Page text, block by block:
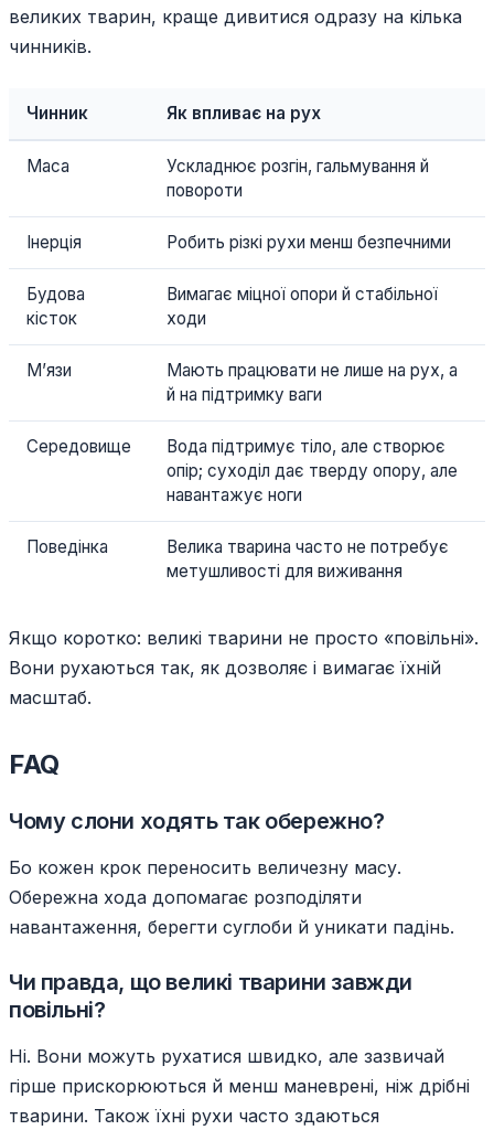
великих тварин, краще дивитися одразу на кілька
чинників.
Чинник Як впливає на рух
Маса
Ускладнює розгін, гальмування й
повороти
Інерція Робить різкі рухи менш безпечними
Будова
кісток
Вимагає міцної опори й стабільної
ходи
М’язи
Мають працювати не лише на рух, а
й на підтримку ваги
Середовище
Вода підтримує тіло, але створює
опір; суходіл дає тверду опору, але
навантажує ноги
Поведінка
Велика тварина часто не потребує
метушливості для виживання
Якщо коротко: великі тварини не просто «повільні».
Вони рухаються так, як дозволяє і вимагає їхній
масштаб.
FAQ
Чому слони ходять так обережно?
Бо кожен крок переносить величезну масу.
Обережна хода допомагає розподіляти
навантаження, берегти суглоби й уникати падінь.
Чи правда, що великі тварини завжди
повільні?
Ні. Вони можуть рухатися швидко, але зазвичай
гірше прискорюються й менш маневрені, ніж дрібні
тварини. Також їхні рухи часто здаються